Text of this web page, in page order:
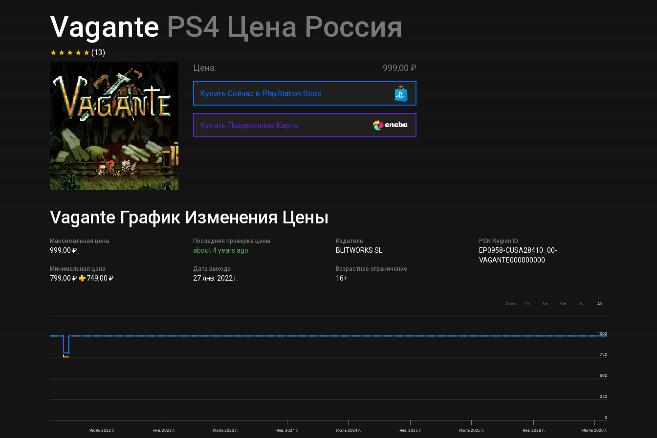
Vagante PS4 Цена Россия
(13)
Цена: 999,00 ₽
Купить Сейчас в PlayStation Store
Купить Подарочные Карты
Vagante График Изменения Цены
Максимальная цена
999,00 ₽
Минимальная цена
799,00 ₽ 749,00 ₽
Последняя проверка цены
about 4 years ago
Дата выхода
27 янв. 2022 г.
Издатель
BLITWORKS SL
Возрастное ограничение
16+
PSN Region ID
EP0958-CUSA28410_00-
VAGANTE000000000
Zoom 1m 3m 6m 1y All
Июль 2022 г. Янв. 2023 г. Июль 2023 г. Янв. 2024 г. Июль 2024 г. Янв. 2025 г. Июль 2025 г. Янв. 2026 г. Июль 2026 г.
0
250
500
750
1000